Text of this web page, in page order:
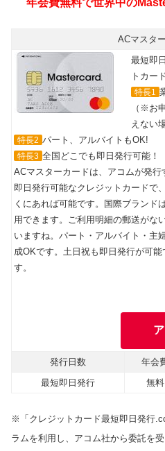
ACマスタ
最短即
トカー
特長1
（※お
えない
特長2 パート、アルバイトもOK!
特長3 全国どこでも即日発行可能！
ACマスターカードは、アコムが発
即日発行可能なクレジットカードで
くにあれば可能です。国際ブランド
用できます。ご利用明細の郵送がな
いますね。パート・アルバイト・
成OKです。土日祝も即日発行が可
す。
発行日数 年会
最短即日発行
無料
※「クレジットカード最短即日発行
ラムを利用し、アコム社から委託を